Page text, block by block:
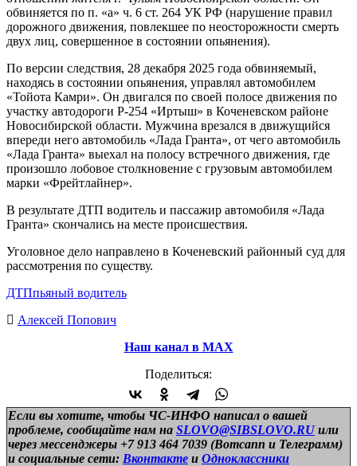
обвиняется по п. «а» ч. 6 ст. 264 УК РФ (нарушение правил
дорожного движения, повлекшее по неосторожности смерть
двух лиц, совершенное в состоянии опьянения).
По версии следствия, 28 декабря 2025 года обвиняемый,
находясь в состоянии опьянения, управлял автомобилем
«Тойота Камри». Он двигался по своей полосе движения по
участку автодороги Р-254 «Иртыш» в Коченевском районе
Новосибирской области. Мужчина врезался в движущийся
впереди него автомобиль «Лада Гранта», от чего автомобиль
«Лада Гранта» выехал на полосу встречного движения, где
произошло лобовое столкновение с грузовым автомобилем
марки «Фрейтлайнер».
В результате ДТП водитель и пассажир автомобиля «Лада
Гранта» скончались на месте происшествия.
Уголовное дело направлено в Коченевский районный суд для
рассмотрения по существу.
ДТПпьяный водитель
Алексей Попович
Наш канал в МАХ
Поделиться:
Если вы хотите, чтобы ЧС-ИНФО написал о вашей
проблеме, сообщайте нам на SLOVO@SIBSLOVO.RU или
через мессенджеры +7 913 464 7039 (Вотсапп и Телеграмм)
и социальные сети: Вконтакте и Одноклассники